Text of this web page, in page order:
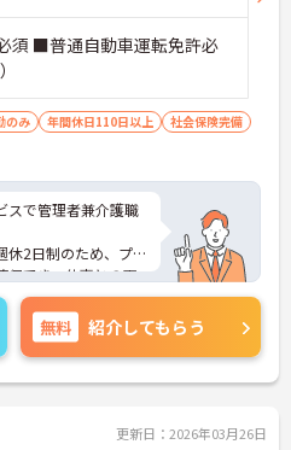
須 ■普通自動車運転免許必
のみ 年間休日110日以上
社会保険完備
スで管理者兼介護職
休2日制のため、プ
保でき、仕事との両
おり、安心して働
お伝えしますので、
無料 紹介してもらう
更新日：2026年03月26日